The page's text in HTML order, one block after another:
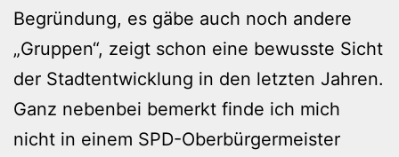
Begründung, es gäbe auch noch andere
„Gruppen“, zeigt schon eine bewusste Sicht
der Stadtentwicklung in den letzten Jahren.
Ganz nebenbei bemerkt finde ich mich
nicht in einem SPD-Oberbürgermeister